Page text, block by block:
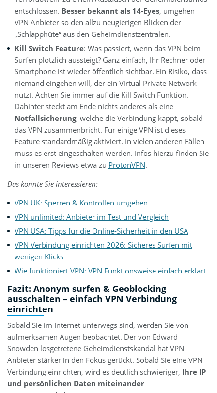
entschlossen. Besser bekannt als 14-Eyes, umgehen
VPN Anbieter so den allzu neugierigen Blicken der
„Schlapphüte“ aus den Geheimdienstzentralen.
Kill Switch Feature: Was passiert, wenn das VPN beim
Surfen plötzlich aussteigt? Ganz einfach, Ihr Rechner oder
Smartphone ist wieder öffentlich sichtbar. Ein Risiko, dass
niemand eingehen will, der ein Virtual Private Network
nutzt. Achten Sie immer auf die Kill Switch Funktion.
Dahinter steckt am Ende nichts anderes als eine
Notfallsicherung, welche die Verbindung kappt, sobald
das VPN zusammenbricht. Für einige VPN ist dieses
Feature standardmäßig aktiviert. In vielen anderen Fällen
muss es erst eingeschalten werden. Infos hierzu finden Sie
in unseren Reviews etwa zu ProtonVPN.
Das könnte Sie interessieren:
VPN UK: Sperren & Kontrollen umgehen
VPN unlimited: Anbieter im Test und Vergleich
VPN USA: Tipps für die Online-Sicherheit in den USA
VPN Verbindung einrichten 2026: Sicheres Surfen mit
wenigen Klicks
Wie funktioniert VPN: VPN Funktionsweise einfach erklärt
Fazit: Anonym surfen & Geoblocking
ausschalten – einfach VPN Verbindung
einrichten
Sobald Sie im Internet unterwegs sind, werden Sie von
aufmerksamen Augen beobachtet. Der von Edward
Snowden losgetretene Geheimdienstskandal hat VPN
Anbieter stärker in den Fokus gerückt. Sobald Sie eine VPN
Verbindung einrichten, wird es deutlich schwieriger, Ihre IP
und persönlichen Daten miteinander